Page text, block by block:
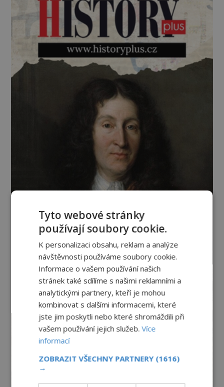
Tyto webové stránky
používají soubory cookie.
K personalizaci obsahu, reklam a analýze
návštěvnosti používáme soubory cookie.
Informace o vašem používání našich
stránek také sdílíme s našimi reklamními a
analytickými partnery, kteří je mohou
kombinovat s dalšími informacemi, které
jste jim poskytli nebo které shromáždili při
vašem používání jejich služeb.Více
informací
ZOBRAZIT VŠECHNY PARTNERY (1616)
→